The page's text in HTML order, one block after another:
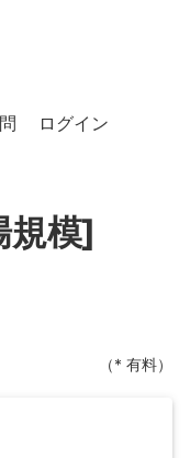
ログイン
規模]
（* 有料）